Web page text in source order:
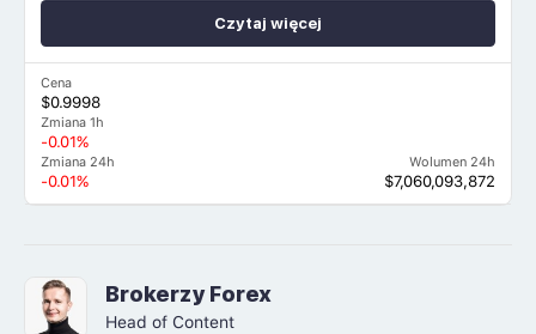
Cena
$0.9998
Zmiana 1h
-0.01%
Zmiana 24h
-0.01%
Wolumen 24h
$7,060,093,872
Czytaj więcej
Brokerzy Forex
Head of Content